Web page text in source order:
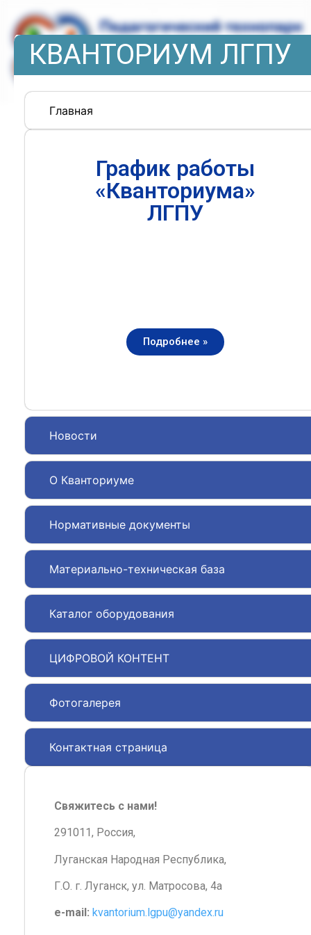
КВАНТОРИУМ ЛГПУ
Главная
Новости
О Кванториуме
Нормативные документы
Материально-техническая база
Каталог оборудования
ЦИФРОВОЙ КОНТЕНТ
Фотогалерея
Контактная страница
График работы
«Кванториума»
ЛГПУ
Подробнее »
Свяжитесь с нами!
291011, Россия,
Луганская Народная Республика,
Г.О. г. Луганск, ул. Матросова, 4а
e-mail: kvantorium.lgpu@yandex.ru